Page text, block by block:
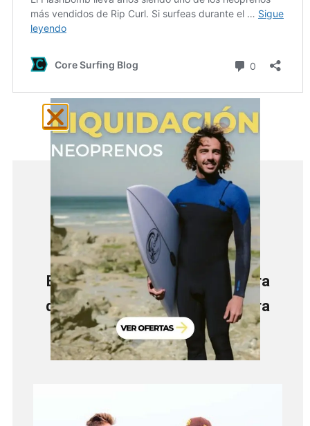
Encuentra el mejor material para
disfrutar de tu pasión en nuestra
Tienda de Surf